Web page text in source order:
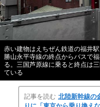
赤い建物はえちぜん鉄道の福井
勝山永平寺線の終点からバスで
る。三国芦原線に乗ると終点は
ている
記事を読む 北陸新幹線の